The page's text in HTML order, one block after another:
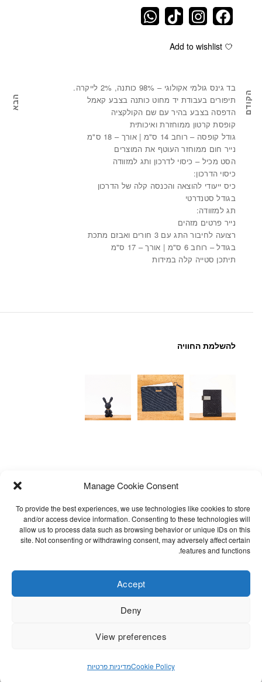
Manage Cookie Consent
To provide the best experiences, we use technologies like cookies to store
and/or access device information. Consenting to these technologies will
allow us to process data such as browsing behavior or unique IDs on this
site. Not consenting or withdrawing consent, may adversely affect certain
features and functions.
Accept
Deny
View preferences
Cookie Policyמדיניות פרטיות
Add to wishlist
בד גינס גולמי אקולוגי – 98% כותנה, 2% לייקרה.
תיפורים בעבודת יד מחוט כותנה בצבע קאמל
הדפסה בצבע בהיר עם שם הקולקציה
קופסת קרטון ממוחזרת ואיכותית
גודל קופסה – רוחב 14 ס"מ | אורך – 18 ס"מ
נייר חום ממוחזר העוטף את המוצרים
הסט מכיל – כיסוי לדרכון ותג למזוודה
כיסוי הדרכון:
כיס ייעודי להוצאה והכנסה קלה של הדרכון
בגודל סטנדרטי
תג למזוודה:
נייר פרטים מזהים
רצועה לחיבור התג עם 3 חורים ואבזם מתכת
בגודל – רוחב 6 ס"מ | אורך – 17 ס"מ
תיתכן סטייה קלה במידות
הקודם
ספר אחסון מגינס BOX הבא
להשלמת החוויה
שאלות נפוצות
Cookie Policy (EU)
אימייל לקבלת עדכונים
©STITCHES.DENIM.DESIGN / ALL RIGHTS RESERVED. DEVELOPED
DIGIPRODUCT DIGITAL SOLUTIONS